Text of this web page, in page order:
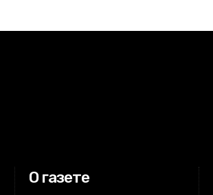
О газете